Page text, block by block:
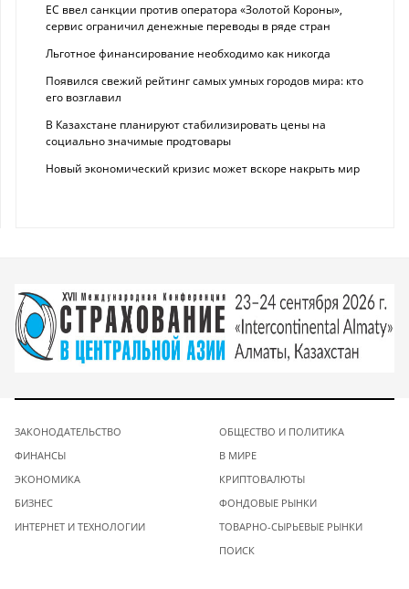
ЕС ввел санкции против оператора «Золотой Короны»,
сервис ограничил денежные переводы в ряде стран
Льготное финансирование необходимо как никогда
Появился свежий рейтинг самых умных городов мира: кто
его возглавил
В Казахстане планируют стабилизировать цены на
социально значимые продтовары
Новый экономический кризис может вскоре накрыть мир
ЗАКОНОДАТЕЛЬСТВО
ФИНАНСЫ
ЭКОНОМИКА
БИЗНЕС
ИНТЕРНЕТ И ТЕХНОЛОГИИ
ОБЩЕСТВО И ПОЛИТИКА
В МИРЕ
КРИПТОВАЛЮТЫ
ФОНДОВЫЕ РЫНКИ
ТОВАРНО-СЫРЬЕВЫЕ РЫНКИ
ПОИСК